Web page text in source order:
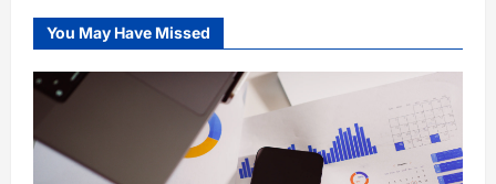
You May Have Missed